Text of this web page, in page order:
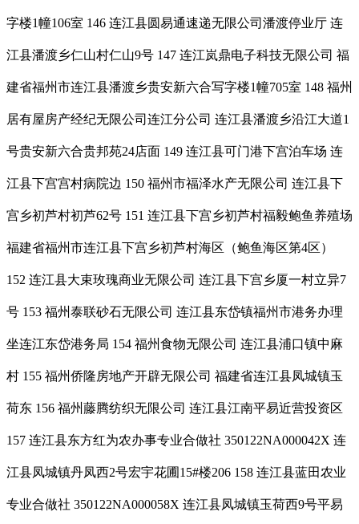
字楼1幢106室 146 连江县圆易通速递无限公司潘渡停业厅 连
江县潘渡乡仁山村仁山9号 147 连江岚鼎电子科技无限公司 福
建省福州市连江县潘渡乡贵安新六合写字楼1幢705室 148 福州
居有屋房产经纪无限公司连江分公司 连江县潘渡乡沿江大道1
号贵安新六合贵邦苑24店面 149 连江县可门港下宫泊车场 连
江县下宫宫村病院边 150 福州市福泽水产无限公司 连江县下
宫乡初芦村初芦62号 151 连江县下宫乡初芦村福毅鲍鱼养殖场
福建省福州市连江县下宫乡初芦村海区（鲍鱼海区第4区）
152 连江县大束玫瑰商业无限公司 连江县下宫乡厦一村立异7
号 153 福州泰联砂石无限公司 连江县东岱镇福州市港务办理
坐连江东岱港务局 154 福州食物无限公司 连江县浦口镇中麻
村 155 福州侨隆房地产开辟无限公司 福建省连江县凤城镇玉
荷东 156 福州藤腾纺织无限公司 连江县江南平易近营投资区
157 连江县东方红为农办事专业合做社 350122NA000042X 连
江县凤城镇丹凤西2号宏宇花圃15#楼206 158 连江县蓝田农业
专业合做社 350122NA000058X 连江县凤城镇玉荷西9号平易